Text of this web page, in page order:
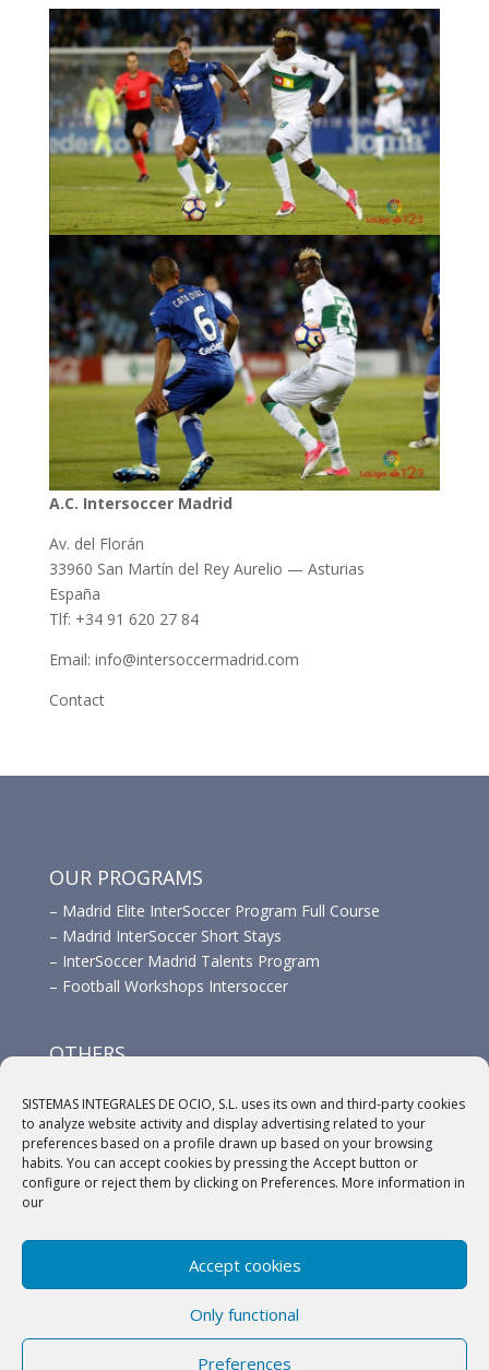
SISTEMAS INTEGRALES DE OCIO, S.L. uses its own and third-party cookies
to analyze website activity and display advertising related to your
preferences based on a profile drawn up based on your browsing
habits. You can accept cookies by pressing the Accept button or
configure or reject them by clicking on Preferences. More information in
our
Accept cookies
Only functional
Preferences
A.C. Intersoccer Madrid
Av. del Florán
33960 San Martín del Rey Aurelio — Asturias
España
Tlf: +34 91 620 27 84
Email: info@intersoccermadrid.com
Contact
OUR PROGRAMS
– Madrid Elite InterSoccer Program Full Course
– Madrid InterSoccer Short Stays
– InterSoccer Madrid Talents Program
– Football Workshops Intersoccer
OTHERS
–Links
–Sponsors
(c) 2018 A.C. Intersoccer | Aviso legal
|